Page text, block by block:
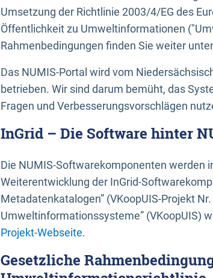
Umsetzung der Richtlinie 2003/4/EG des
Öffentlichkeit zu Umweltinformationen
Rahmenbedingungen finden Sie weiter
Das NUMIS-Portal wird vom
betrieben. Wir sind darum bemüht, das
Fragen und Verbesserungsvorschlägen
InGrid – Die Software hinter
Die NUMIS-Softwarekomponenten werden
Weiterentwicklung der InGrid-
Metadatenkatalogen” (VKoopUIS-Projekt
Umweltinformationssysteme” (VKoopUIS)
Projekt-Webseite.
Gesetzliche